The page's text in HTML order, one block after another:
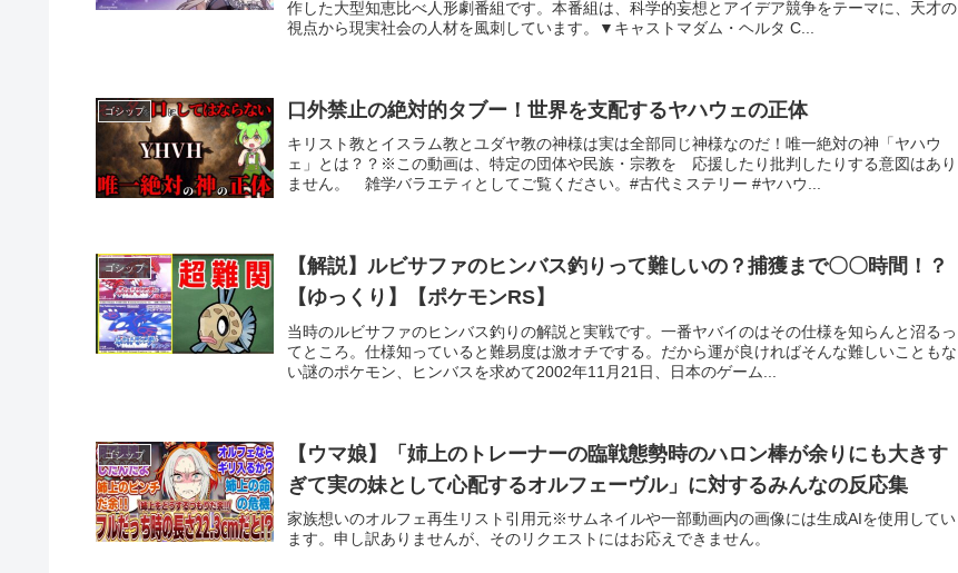
作した大型知恵比べ人形劇番組です。本番組は、科学的妄想とアイデア競争をテーマに、天才の
視点から現実社会の人材を風刺しています。▼キャストマダム・ヘルタ C...
ゴシップ 口外禁止の絶対的タブー！世界を支配するヤハウェの正体
キリスト教とイスラム教とユダヤ教の神様は実は全部同じ神様なのだ！唯一絶対の神「ヤハウ
ェ」とは？？※この動画は、特定の団体や民族・宗教を 応援したり批判したりする意図はあり
ません。 雑学バラエティとしてご覧ください。#古代ミステリー #ヤハウ...
ゴシップ
【解説】ルビサファのヒンバス釣りって難しいの？捕獲まで〇〇時間！？
【ゆっくり】【ポケモンRS】
当時のルビサファのヒンバス釣りの解説と実戦です。一番ヤバイのはその仕様を知らんと沼るっ
てところ。仕様知っていると難易度は激オチでする。だから運が良ければそんな難しいこともな
い謎のポケモン、ヒンバスを求めて2002年11月21日、日本のゲーム...
ゴシップ
【ウマ娘】「姉上のトレーナーの臨戦態勢時のハロン棒が余りにも大きす
ぎて実の妹として心配するオルフェーヴル」に対するみんなの反応集
家族想いのオルフェ再生リスト引用元※サムネイルや一部動画内の画像には生成AIを使用してい
ます。申し訳ありませんが、そのリクエストにはお応えできません。